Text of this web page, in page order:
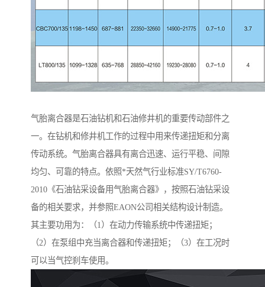
气胎离合器是石油钻机和石油修井机的重要传动部件之
一。在钻机和修井机工作的过程中用来传递扭矩和分离
传动系统。气胎离合器具有离合迅速、运行平稳、间隙
均匀、可靠的特点。依照*天然气行业标准SY/T6760-
2010《石油钻采设备用气胎离合器》，按照石油钻采设
备的相关要求，并参照EAON公司相关结构设计制造。
其主要功用为：（1）在动力传输系统中传递扭矩；
（2）在泵组中充当离合器和传递扭矩；（3）在工况时
可以当气控刹车使用。